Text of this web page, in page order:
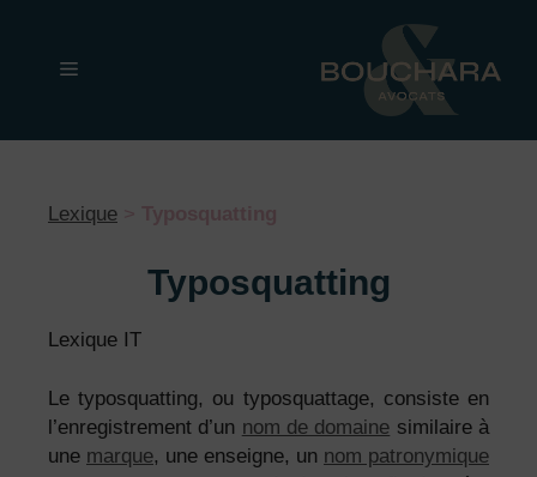
contenu Menu
Lexique
Typosquatting
Lexique IT
Le typosquatting, ou typosquattage, consiste en
l’enregistrement d’un nom de domaine similaire à
une marque, une enseigne, un nom patronymique